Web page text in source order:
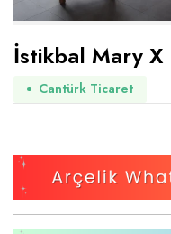
İstikbal Mary X
Cantürk Ticaret